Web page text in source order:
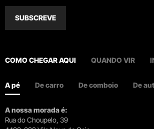
SUBSCREVE
COMO CHEGAR AQUI QUANDO VIR
A pé De carro De comboio De
A nossa morada é:
Rua do Choupelo, 39